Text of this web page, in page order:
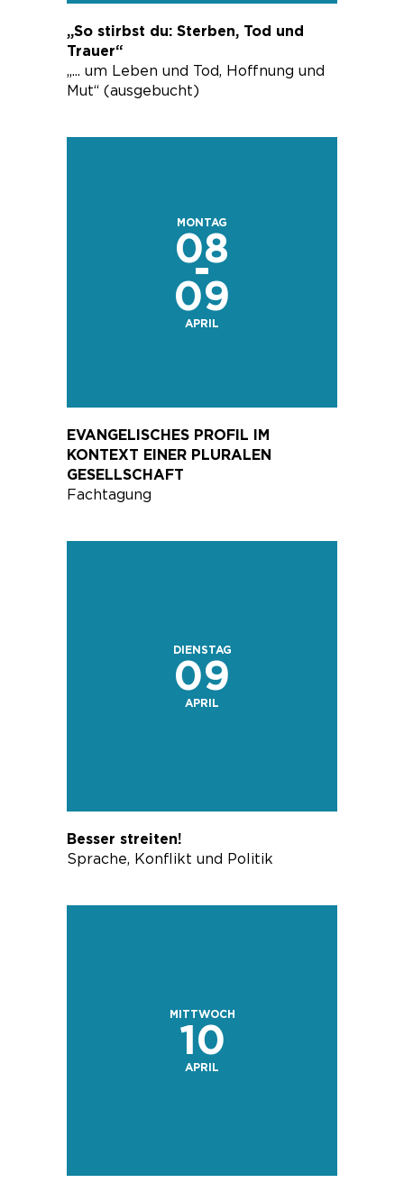
„So stirbst du: Sterben, Tod und
Trauer“
„... um Leben und Tod, Hoffnung und
Mut“ (ausgebucht)
MONTAG
08
-
09
APRIL
EVANGELISCHES PROFIL IM
KONTEXT EINER PLURALEN
GESELLSCHAFT
Fachtagung
DIENSTAG
09
APRIL
Besser streiten!
Sprache, Konflikt und Politik
MITTWOCH
10
APRIL